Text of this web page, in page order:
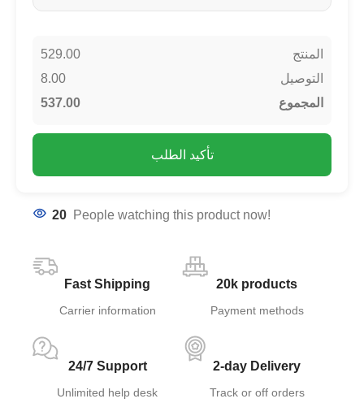
المنتج
529.00
التوصيل
8.00
المجموع
537.00
تأكيد الطلب
20 People watching this product now!
Fast Shipping
Carrier information
20k products
Payment methods
24/7 Support
Unlimited help desk
2-day Delivery
Track or off orders